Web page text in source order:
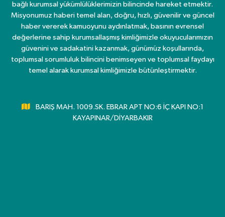
bağlı kurumsal yükümlülüklerimizin bilincinde hareket etmektir.
Misyonumuz haberi temel alan, doğru, hızlı, güvenilir ve güncel
haber vererek kamuoyunu aydınlatmak, basının evrensel
değerlerine sahip kurumsallaşmış kimliğimizle okuyucularımızın
güvenini ve sadakatini kazanmak, günümüz koşullarında,
toplumsal sorumluluk bilincini benimseyen ve toplumsal faydayı
temel alarak kurumsal kimliğimizle bütünleştirmektir.
BARIŞ MAH. 1009.SK. EBRAR APT NO:6 İÇ KAPI NO:1
KAYAPINAR/DİYARBAKIR